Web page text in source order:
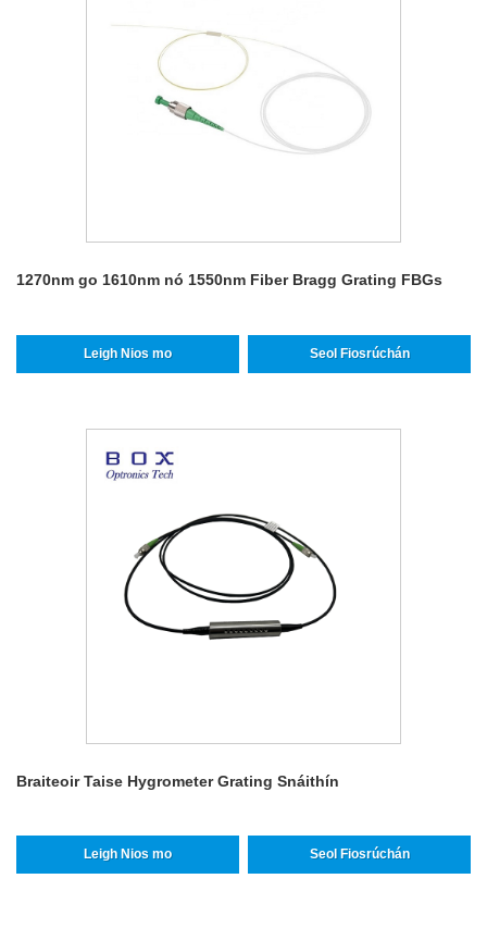
1270nm go 1610nm nó 1550nm Fiber Bragg Grating FBGs
Leigh Nios mo Seol Fiosrúchán
Braiteoir Taise Hygrometer Grating Snáithín
Leigh Nios mo Seol Fiosrúchán